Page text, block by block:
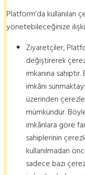
Platform’da kullanılan
yönetebileceğinize
Ziyaretçiler,
değiştirerek
imkanına
imkânı
üzerinden
mümkündür.
imkânlara göre
sahiplerinin
kullanılmadan
sadece bazı